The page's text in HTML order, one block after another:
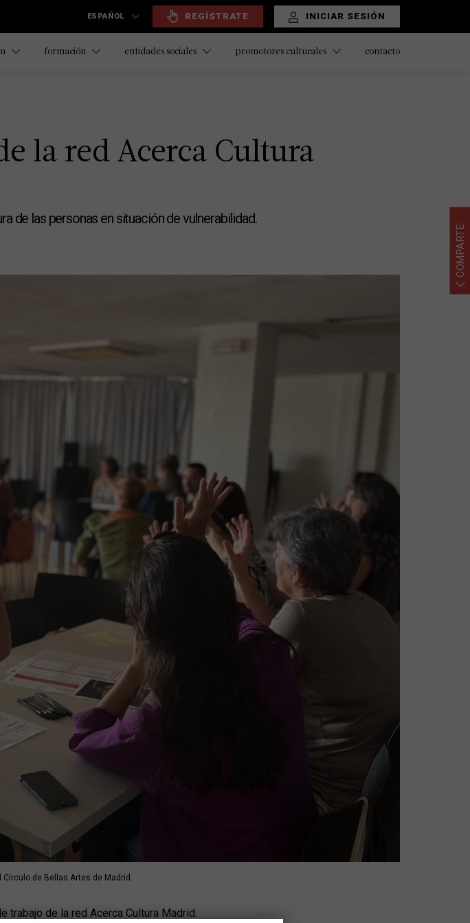
ESPAÑOL REGÍSTRATE INICIAR SESIÓN
formación entidades sociales promotores culturales contacto
la red Acerca Cultura
de las personas en situación de vulnerabilidad.
de Bellas Artes de Madrid.
trabajo de la red Acerca Cultura Madrid.
COMPARTE: